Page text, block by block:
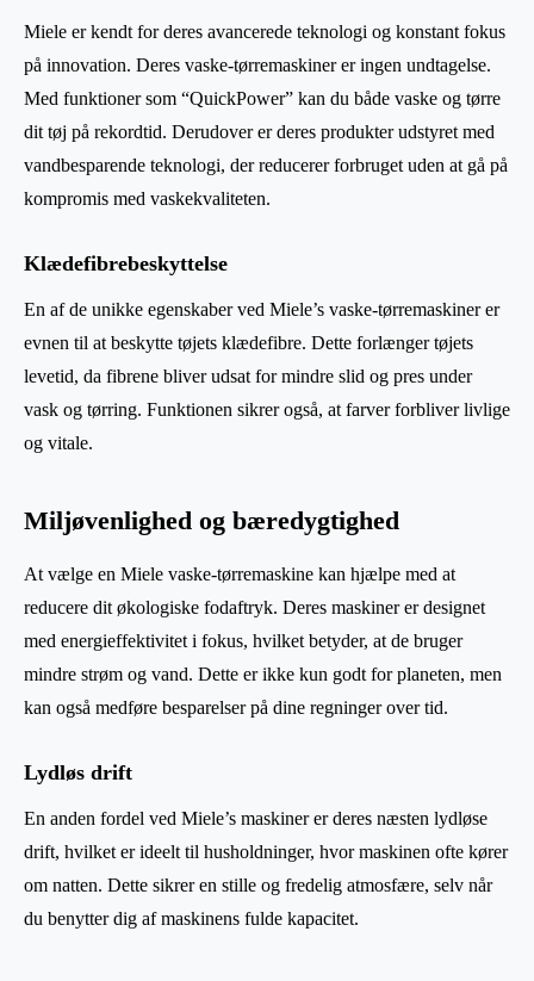
Miele er kendt for deres avancerede teknologi og konstant fokus
på innovation. Deres vaske-tørremaskiner er ingen undtagelse.
Med funktioner som “QuickPower” kan du både vaske og tørre
dit tøj på rekordtid. Derudover er deres produkter udstyret med
vandbesparende teknologi, der reducerer forbruget uden at gå på
kompromis med vaskekvaliteten.
Klædefibrebeskyttelse
En af de unikke egenskaber ved Miele’s vaske-tørremaskiner er
evnen til at beskytte tøjets klædefibre. Dette forlænger tøjets
levetid, da fibrene bliver udsat for mindre slid og pres under
vask og tørring. Funktionen sikrer også, at farver forbliver livlige
og vitale.
Miljøvenlighed og bæredygtighed
At vælge en Miele vaske-tørremaskine kan hjælpe med at
reducere dit økologiske fodaftryk. Deres maskiner er designet
med energieffektivitet i fokus, hvilket betyder, at de bruger
mindre strøm og vand. Dette er ikke kun godt for planeten, men
kan også medføre besparelser på dine regninger over tid.
Lydløs drift
En anden fordel ved Miele’s maskiner er deres næsten lydløse
drift, hvilket er ideelt til husholdninger, hvor maskinen ofte kører
om natten. Dette sikrer en stille og fredelig atmosfære, selv når
du benytter dig af maskinens fulde kapacitet.